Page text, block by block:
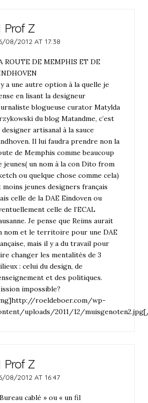
Prof Z
08/2012 AT 17:38
ROUTE DE MEMPHIS ET DE
a une autre option à la quelle je
en lisant la designeur
blogueuse curator Matylda
du blog Matandme, c’est
designer artisanal à la sauce
Il lui faudra prendre non la
de Memphis comme beaucoup
jeunes( un nom à la con Dito from
ou quelque chose comme cela)
moins jeunes designers français
celle de la DAE Eindoven ou
celle de l’ECAL
Je pense que Reims aurait
nom et le territoire pour une DAE
mais il y a du travail pour
changer les mentalités de 3
: celui du design, de
et des politiques.
impossible?
roeldeboer.com/wp-
uploads/2011/12/
Prof Z
08/2012 AT 16:47
cablé » ou « un fil